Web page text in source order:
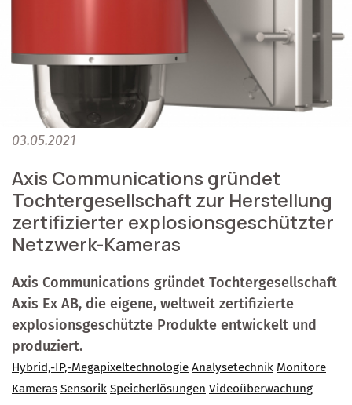
03.05.2021
Axis Communications gründet
Tochtergesellschaft zur Herstellung
zertifizierter explosionsgeschützter
Netzwerk-Kameras
Axis Communications gründet Tochtergesellschaft
Axis Ex AB, die eigene, weltweit zertifizierte
explosionsgeschützte Produkte entwickelt und
produziert.
Hybrid,-IP,-Megapixeltechnologie Analysetechnik Monitore
Kameras Sensorik Speicherlösungen Videoüberwachung